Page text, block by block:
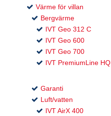
Värme för villan
Bergvärme
IVT Geo 312 C
IVT Geo 600
IVT Geo 700
IVT PremiumLine HQ
Garanti
Luft/vatten
IVT AirX 400